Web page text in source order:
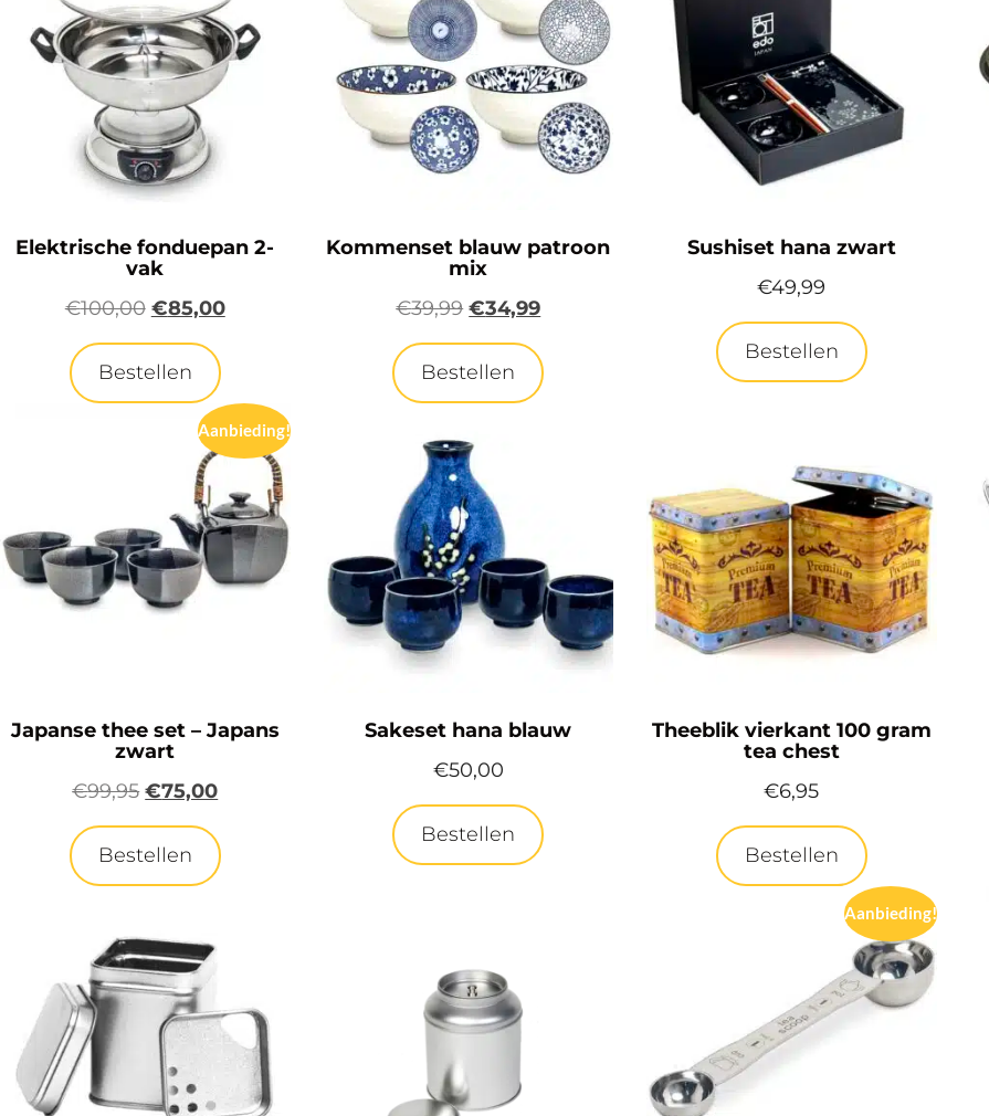
Elektrische fonduepan 2-
vak
€100,00 €85,00
Bestellen
Kommenset blauw patroon
mix
€39,99 €34,99
Bestellen
Sushiset hana zwart
€49,99
Bestellen
Aanbieding!
Japanse thee set – Japans
zwart
€99,95 €75,00
Bestellen
Sakeset hana blauw
€50,00
Bestellen
Theeblik vierkant 100 gram
tea chest
€6,95
Bestellen
Aanbieding!